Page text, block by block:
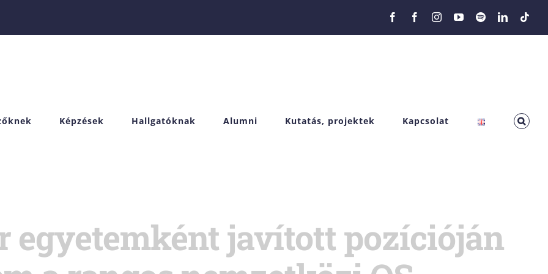
FacebookFacebookInstagramYouTube
SpotifyLinkedIn
Képzések Hallgatóknak Alumni Kutatás, projektek Kapcsolat
egyetemként javított pozícióján